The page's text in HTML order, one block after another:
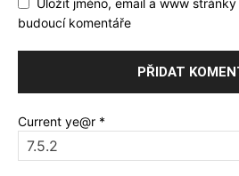
budoucí komentáře
Current ye@r *